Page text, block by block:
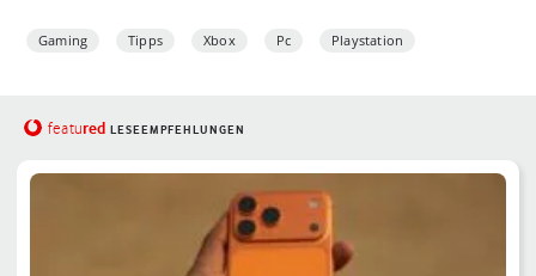
Gaming Tipps Xbox Pc Playstation
featured LESEEMPFEHLUNGEN